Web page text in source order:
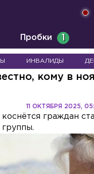
Пробки 1
ИНВАЛИДЫ
кому в
11 ОКТЯБРЯ 2025,
коснётся граждан